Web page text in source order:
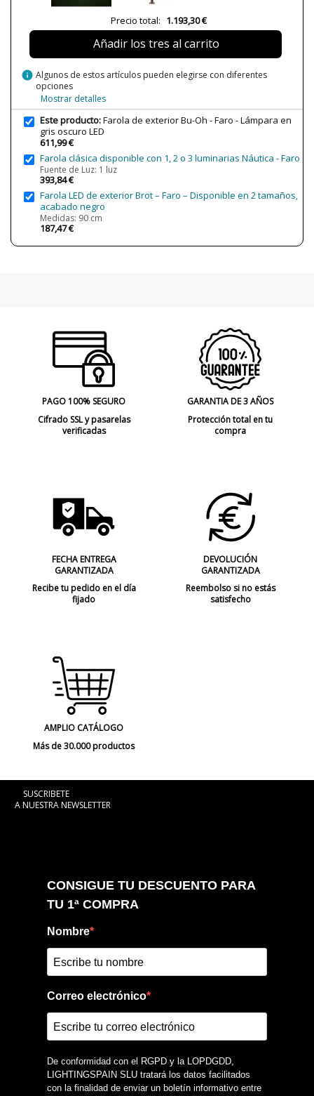
Plazo de Envío
100-240V
LED SMD
Lumens (LED)
Potencia en Vatios
Temperatura de Color
3000K (luz cálida-neutra)
CRI (LED)
Bombilla Incluida?
Protección IP
Clase
Clase I
Certificados
Uso
Precio total: 1.193,30 €
Añadir los tres al carrito
info Algunos de estos artículos pueden elegirse con diferentes
opciones
Mostrar detalles
Este producto:Farola de exterior Bu-Oh - Faro - Lámpara en
gris oscuro LED
611,99 €
Farola clásica disponible con 1, 2 o 3 luminarias Náutica - Faro
Fuente de Luz: 1 luz
393,84 €
Farola LED de exterior Brot – Faro – Disponible en 2 tamaños,
acabado negro
Medidas: 90 cm
187,47 €
PAGO 100% SEGURO
Cifrado SSL y pasarelas
verificadas
GARANTIA DE 3 AÑOS
Protección total en tu
compra
FECHA ENTREGA
GARANTIZADA
Recibe tu pedido en el día
fijado
DEVOLUCIÓN
GARANTIZADA
Reembolso si no estás
satisfecho
AMPLIO CATÁLOGO
Más de 30.000 productos
SUSCRIBETE
A NUESTRA NEWSLETTER